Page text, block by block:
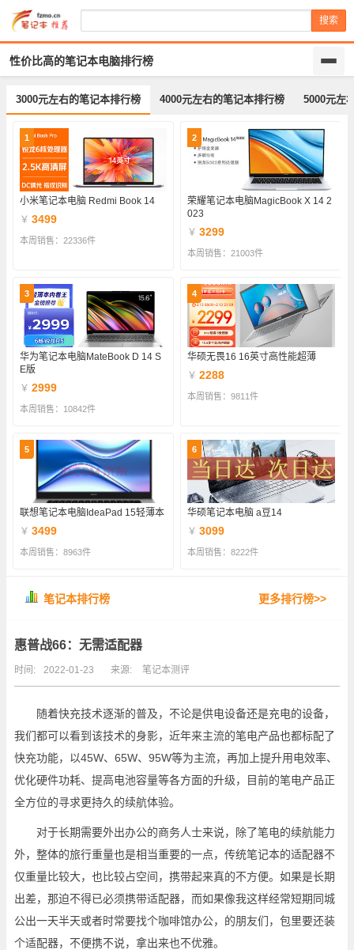
搜索
性价比高的笔记本电脑排行榜
3000元左右的笔记本排行榜 4000元左右的笔记本排行榜 5000元左
1
小米笔记本电脑 Redmi Book 14
￥ 3499
本周销售：22336件
2
荣耀笔记本电脑MagicBook X 14 2
023
￥ 3299
本周销售：21003件
3
华为笔记本电脑MateBook D 14 S
E版
￥ 2999
本周销售：10842件
4
华硕无畏16 16英寸高性能超薄
￥ 2288
本周销售：9811件
5
联想笔记本电脑IdeaPad 15轻薄本
￥ 3499
本周销售：8963件
6
华硕笔记本电脑 a豆14
￥ 3099
本周销售：8222件
笔记本排行榜 更多排行榜>>
惠普战66：无需适配器
时间: 2022-01-23 来源: 笔记本测评
随着快充技术逐渐的普及，不论是供电设备还是充电的设备，
我们都可以看到该技术的身影，近年来主流的笔电产品也都标配了
快充功能，以45W、65W、95W等为主流，再加上提升用电效率、
优化硬件功耗、提高电池容量等各方面的升级，目前的笔电产品正
全方位的寻求更持久的续航体验。
对于长期需要外出办公的商务人士来说，除了笔电的续航能力
外，整体的旅行重量也是相当重要的一点，传统笔记本的适配器不
仅重量比较大，也比较占空间，携带起来真的不方便。如果是长期
出差，那迫不得已必须携带适配器，而如果像我这样经常短期同城
公出一天半天或者时常要找个咖啡馆办公，的朋友们，包里要还装
个适配器，不便携不说，拿出来也不优雅。